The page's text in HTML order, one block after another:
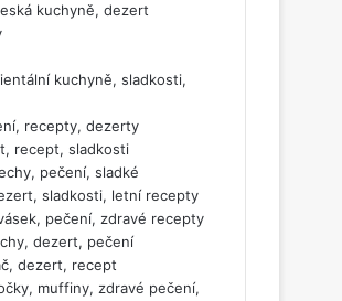
kuchyně, dezert
kuchyně, sladkosti,
recepty, dezerty
recept, sladkosti
pečení, sladké
sladkosti, letní recepty
pečení, zdravé recepty
dezert, pečení
dezert, recept
muffiny, zdravé pečení,